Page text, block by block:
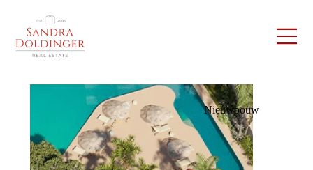
Nieuwbouw